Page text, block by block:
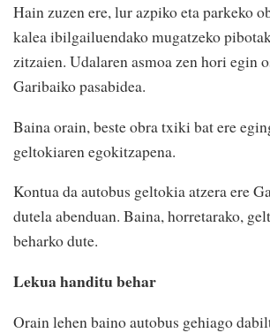
Hain zuzen ere, lur azpiko eta parkeko
kalea ibilgailuendako mugatzeko
zitzaien. Udalaren asmoa zen hori egin
Garibaiko pasabidea.
Baina orain, beste obra txiki bat ere
geltokiaren egokitzapena.
Kontua da autobus geltokia atzera ere
dutela abenduan. Baina, horretarako,
beharko dute.
Lekua handitu behar
Orain lehen baino autobus gehiago